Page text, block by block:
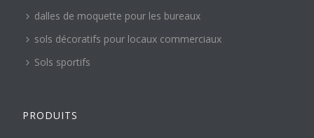
dalles de moquette pour les bureaux
sols décoratifs pour locaux commerciaux
Sols sportifs
PRODUITS